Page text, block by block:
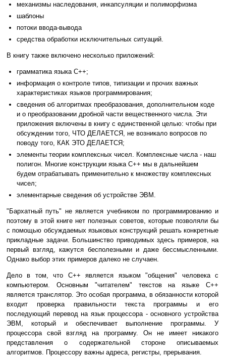
механизмы наследования, инкапсуляции и полиморфизма
шаблоны
потоки ввода-вывода
средства обработки исключительных ситуаций.
В книгу также включено несколько приложений:
грамматика языка C++;
информация о контроле типов, типизации и прочих важных
характеристиках языков программирования;
сведения об алгоритмах преобразования, дополнительном коде
и о преобразовании дробной части вещественного числа. Эти
приложения включены в книгу с единственной целью: чтобы при
обсуждении того, ЧТО ДЕЛАЕТСЯ, не возникало вопросов по
поводу того, КАК ЭТО ДЕЛАЕТСЯ;
элементы теории комплексных чисел. Комплексные числа - наш
полигон. Многие конструкции языка C++ мы в дальнейшем
будем отрабатывать применительно к множеству комплексных
чисел;
элементарные сведения об устройстве ЭВМ.
"Бархатный путь" не является учебником по программированию и
поэтому в этой книге нет полезных советов, которые позволяли бы
с помощью обсуждаемых языковых конструкций решать конкретные
прикладные задачи. Большинство приводимых здесь примеров, на
первый взгляд, кажутся бесполезными и даже бессмысленными.
Однако выбор этих примеров далеко не случаен.
Дело в том, что C++ является языком "общения" человека с
компьютером. Основным "читателем" текстов на языке C++
является транслятор. Это особая программа, в обязанности которой
входит проверка правильности текста программы и его
последующий перевод на язык процессора - основного устройства
ЭВМ, который и обеспечивает выполнение программы. У
процессора свой взгляд на программу. Он не имеет никакого
представления о содержательной стороне описываемых
алгоритмов. Процессору важны адреса, регистры, прерывания.